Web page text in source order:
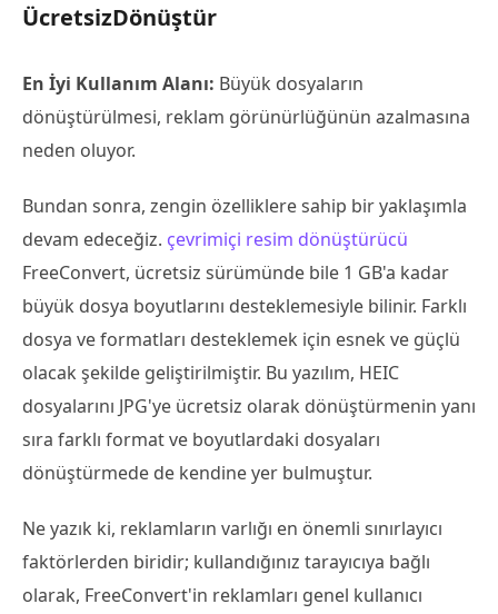
ÜcretsizDönüştür
En İyi Kullanım Alanı: Büyük dosyaların
dönüştürülmesi, reklam görünürlüğünün azalmasına
neden oluyor.
Bundan sonra, zengin özelliklere sahip bir yaklaşımla
devam edeceğiz. çevrimiçi resim dönüştürücü
FreeConvert, ücretsiz sürümünde bile 1 GB'a kadar
büyük dosya boyutlarını desteklemesiyle bilinir. Farklı
dosya ve formatları desteklemek için esnek ve güçlü
olacak şekilde geliştirilmiştir. Bu yazılım, HEIC
dosyalarını JPG'ye ücretsiz olarak dönüştürmenin yanı
sıra farklı format ve boyutlardaki dosyaları
dönüştürmede de kendine yer bulmuştur.
Ne yazık ki, reklamların varlığı en önemli sınırlayıcı
faktörlerden biridir; kullandığınız tarayıcıya bağlı
olarak, FreeConvert'in reklamları genel kullanıcı